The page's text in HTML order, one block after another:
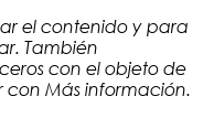
el contenido y para
También
con el objeto de
con Más información.